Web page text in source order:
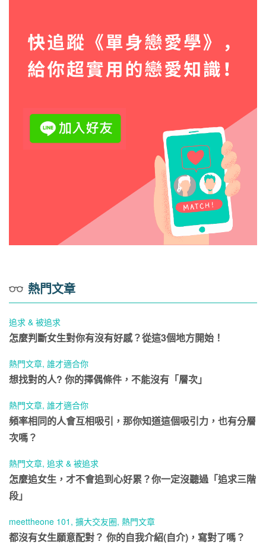
熱門文章
追求 & 被追求
怎麼判斷女生對你有沒有好感？從這3個地方開始！
熱門文章, 誰才適合你
想找對的人? 你的擇偶條件，不能沒有「層次」
熱門文章, 誰才適合你
頻率相同的人會互相吸引，那你知道這個吸引力，也有分層
次嗎？
熱門文章, 追求 & 被追求
怎麼追女生，才不會追到心好累？你一定沒聽過「追求三階
段」
meettheone 101 , 擴大交友圈, 熱門文章
都沒有女生願意配對？ 你的自我介紹(自介)，寫對了嗎？